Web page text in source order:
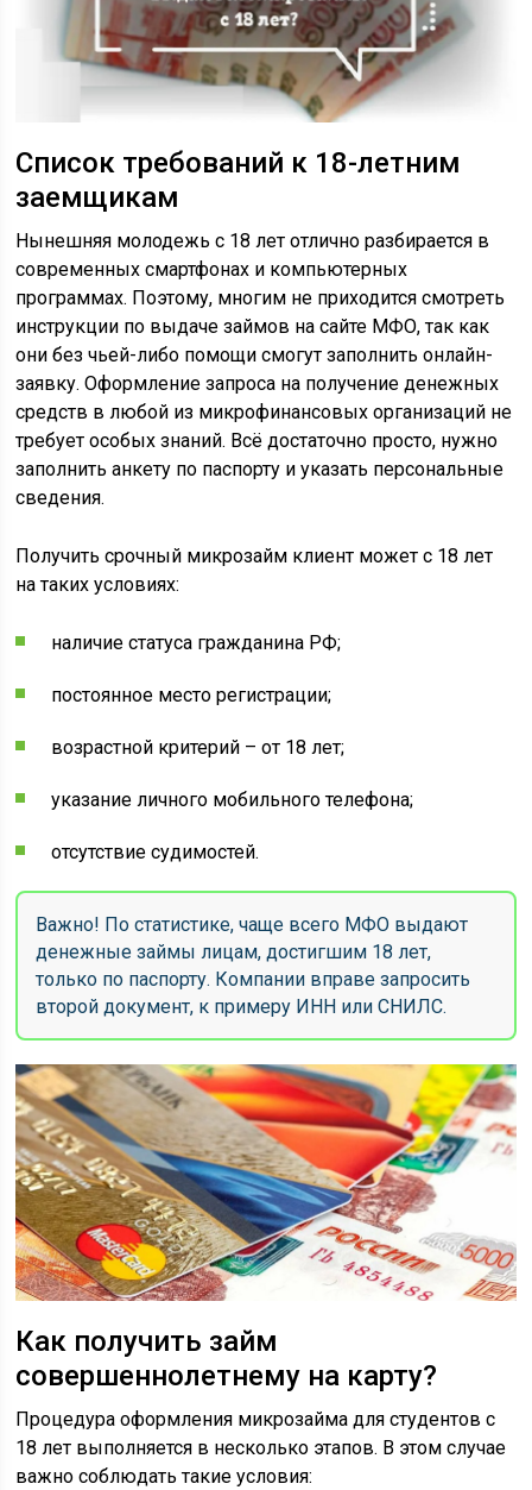
Список требований к 18-летним
заемщикам
Нынешняя молодежь с 18 лет отлично разбирается в
современных смартфонах и компьютерных
программах. Поэтому, многим не приходится смотреть
инструкции по выдаче займов на сайте МФО, так как
они без чьей-либо помощи смогут заполнить онлайн-
заявку. Оформление запроса на получение денежных
средств в любой из микрофинансовых организаций не
требует особых знаний. Всё достаточно просто, нужно
заполнить анкету по паспорту и указать персональные
сведения.
Получить срочный микрозайм клиент может с 18 лет
на таких условиях:
наличие статуса гражданина РФ;
постоянное место регистрации;
возрастной критерий – от 18 лет;
указание личного мобильного телефона;
отсутствие судимостей.
Важно! По статистике, чаще всего МФО выдают
денежные займы лицам, достигшим 18 лет,
только по паспорту. Компании вправе запросить
второй документ, к примеру ИНН или СНИЛС.
Как получить займ
совершеннолетнему на карту?
Процедура оформления микрозайма для студентов с
18 лет выполняется в несколько этапов. В этом случае
важно соблюдать такие условия: